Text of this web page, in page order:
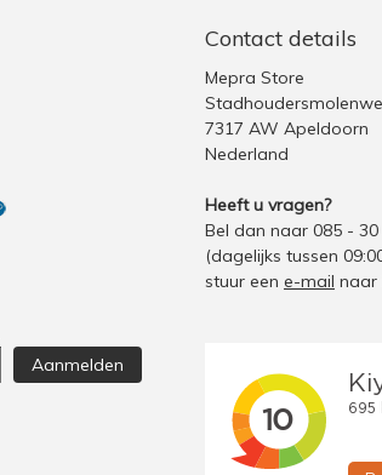
Contact details
Mepra Store
7317 AW Apeldoorn
Nederland
Heeft u vragen?
Bel dan naar 085 - 30
(dagelijks tussen
stuur een e-mail naar
Aanmelden